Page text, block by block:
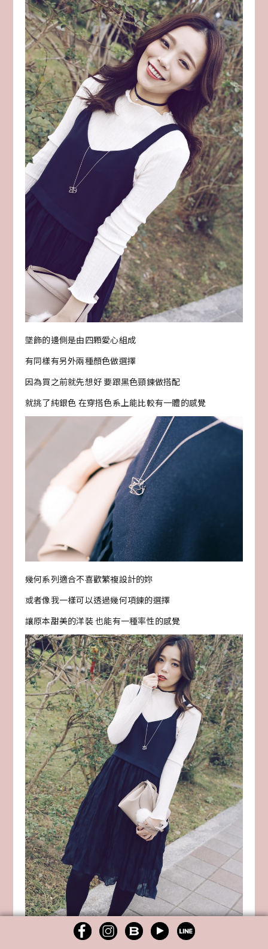
墜飾的邊側是由四顆愛心組成
有同樣有另外兩種顏色做選擇
因為買之前就先想好 要跟黑色頸鍊做搭配
就挑了純銀色 在穿搭色系上能比較有一體的感覺
幾何系列適合不喜歡繁複設計的妳
或者像我一樣可以透過幾何項鍊的選擇
讓原本甜美的洋裝 也能有一種率性的感覺